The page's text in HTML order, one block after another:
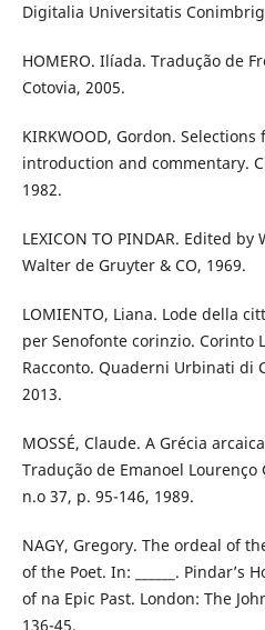
Digitalia Universitatis
HOMERO. Ilíada. Tradução de
Cotovia, 2005.
KIRKWOOD, Gordon.
introduction and commentary.
1982.
LEXICON TO PINDAR. Edited
Walter de Gruyter & CO, 1969.
LOMIENTO, Liana. Lode della
per Senofonte corinzio. Corinto
Racconto. Quaderni Urbinati di
2013.
MOSSÉ, Claude. A Grécia
Tradução de Emanoel Lourenço
n.o 37, p. 95-146, 1989.
NAGY, Gregory. The ordeal of
of the Poet. In: ______. Pindar’s
of na Epic Past. London: The
136-45.